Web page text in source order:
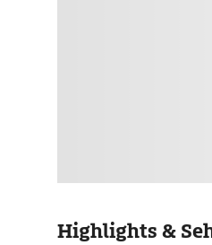
Highlights &